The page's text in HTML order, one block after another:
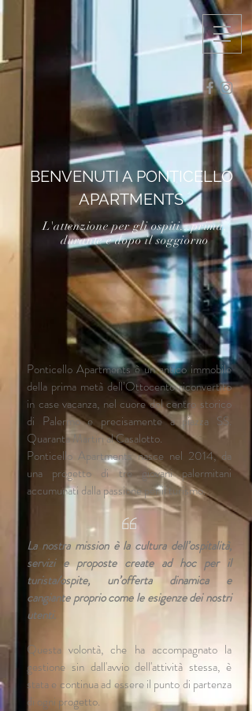
BENVENUTI A PONTICELLO
APARTMENTS
L'attenzione per gli ospiti...prima,
durante e dopo il soggiorno
Ponticello Apartments è un antico immobile
della prima metà dell’Ottocento riconvertito
in case vacanza, nel cuore del centro storico
di Palermo e precisamente a piazza SS.
Quaranta Martiri al Casalotto.
Ponticello Apartments nasce nel 2014, da
una progetto di tre giovani palermitani
accumunati dalla passione per il turismo.
La nostra mission è la cultura dell’ospitalità,
servizi e proposte create ad hoc per il
turista/ospite, un’offerta dinamica e
cangiante proprio come le esigenze dei nostri
utenti.
Questa volontà, che ha accompagnato la
gestione sin dall'avvio dell'attività stessa, è
stata e continua ad essere il punto di partenza
di ogni progetto.